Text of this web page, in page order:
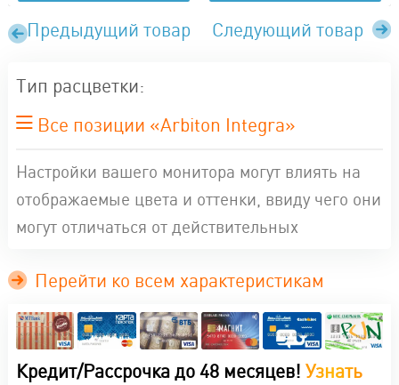
Предыдущий товар Следующий товар
Тип расцветки:
Все позиции «Arbiton Integra»
Настройки вашего монитора могут влиять на
отображаемые цвета и оттенки, ввиду чего они
могут отличаться от действительных
Перейти ко всем характеристикам
Кредит/Рассрочка до 48 месяцев! Узнать